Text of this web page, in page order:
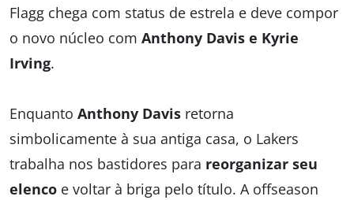
Flagg chega com status de estrela e deve compor
o novo núcleo com Anthony Davis e Kyrie
Irving.
Enquanto Anthony Davis retorna
simbolicamente à sua antiga casa, o Lakers
trabalha nos bastidores para reorganizar seu
elenco e voltar à briga pelo título. A offseason